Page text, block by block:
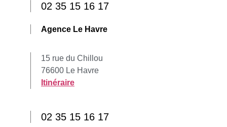
02 35 15 16 17
Agence Le Havre
15 rue du Chillou
76600 Le Havre
Itinéraire
02 35 15 16 17